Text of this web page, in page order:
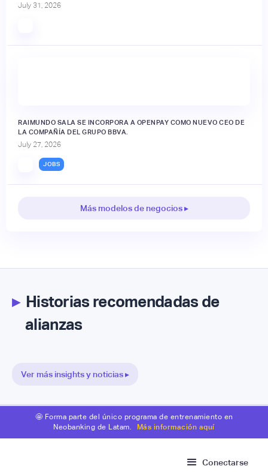
July 31, 2026
RAIMUNDO SALA SE INCORPORA A OPENPAY COMO NUEVO CEO DE
LA COMPAÑÍA DEL GRUPO BBVA.
July 27, 2026
JOBS
Más modelos de negocios ▸
▸Historias recomendadas de
alianzas
Ver más insights y noticias ▸
🤩 Forma parte del único programa de entrenamiento en
Neobanking de Latam.
Más información aquí
Conectarse